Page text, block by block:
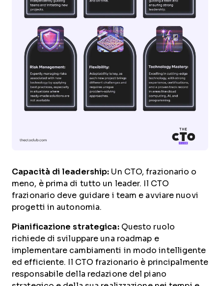
Capacità di leadership: Un CTO, frazionario o
meno, è prima di tutto un leader. Il CTO
frazionario deve guidare i team e avviare nuovi
progetti in autonomia.
Pianificazione strategica:Questo ruolo
richiede di sviluppare una roadmap e
implementare cambiamenti in modo intelligente
ed efficiente. Il CTO frazionario è principalmente
responsabile della redazione del piano